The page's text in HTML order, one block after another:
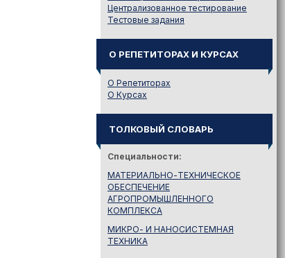
Централизованное тестирование
Тестовые задания
О РЕПЕТИТОРАХ И КУРСАХ
О Репетиторах
О Курсах
ТОЛКОВЫЙ СЛОВАРЬ
Специальности:
МАТЕРИАЛЬНО-ТЕХНИЧЕСКОЕ
ОБЕСПЕЧЕНИЕ
АГРОПРОМЫШЛЕННОГО
КОМПЛЕКСА
МИКРО- И НАНОСИСТЕМНАЯ
ТЕХНИКА